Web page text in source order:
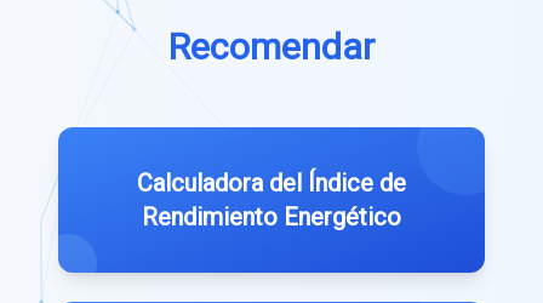
Recomendar
Calculadora del Índice de
Rendimiento Energético